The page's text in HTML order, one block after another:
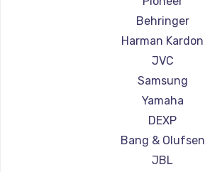
Behringer
Harman Kardon
JVC
Samsung
Yamaha
DEXP
Bang & Olufsen
JBL